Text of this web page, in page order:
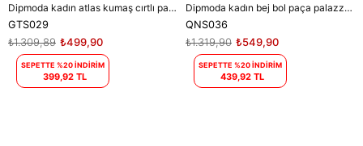
Dipmoda kadın atlas kumaş cırtlı palazzo pantolon DPGTS029 - Siyah
GTS029
₺499,90
₺1.309,89
SEPETTE %20 İNDİRİM
399,92 TL
Dipmoda kadın bej bol paça palazzo kumaş pantolon DPQNS036
QNS036
₺549,90
₺1.319,90
SEPETTE %20 İNDİRİM
439,92 TL